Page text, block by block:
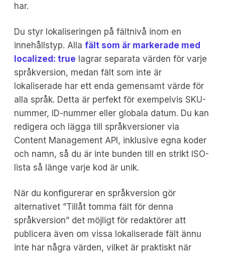
har.
Du styr lokaliseringen på fältnivå inom en
innehållstyp. Alla fält som är markerade med
localized: true lagrar separata värden för varje
språkversion, medan fält som inte är
lokaliserade har ett enda gemensamt värde för
alla språk. Detta är perfekt för exempelvis SKU-
nummer, ID-nummer eller globala datum. Du kan
redigera och lägga till språkversioner via
Content Management API, inklusive egna koder
och namn, så du är inte bunden till en strikt ISO-
lista så länge varje kod är unik.
När du konfigurerar en språkversion gör
alternativet ”Tillåt tomma fält för denna
språkversion” det möjligt för redaktörer att
publicera även om vissa lokaliserade fält ännu
inte har några värden, vilket är praktiskt när